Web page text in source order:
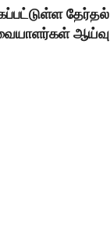
தேர்தல்
ஆய்வு